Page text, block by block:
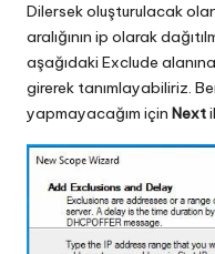
Dilersek oluşturulacak
aralığının ip olarak
aşağıdaki Exclude
girerek tanımlayabiliriz.
yapmayacağım için Next